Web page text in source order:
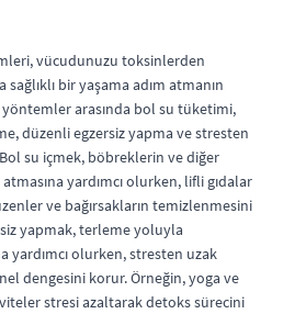
vücudunuzu toksinlerden
sağlıklı bir yaşama adım atmanın
arasında bol su tüketimi,
düzenli egzersiz yapma ve stresten
su içmek, böbreklerin ve diğer
yardımcı olurken, lifli gıdalar
ve bağırsakların temizlenmesini
yapmak, terleme yoluyla
yardımcı olurken, stresten uzak
dengesini korur. Örneğin, yoga ve
stresi azaltarak detoks sürecini